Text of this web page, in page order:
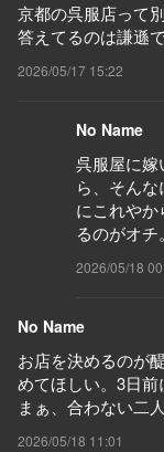
京都の呉服店って
答えてるのは謙遜
2026/05/17 15:22
No Name
呉服屋に
ら、そん
にこれや
るのがオチ。
2026/05/18
No Name
お店を決めるのが
めてほしい。3日前
まぁ、合わない二
2026/05/18 11:01